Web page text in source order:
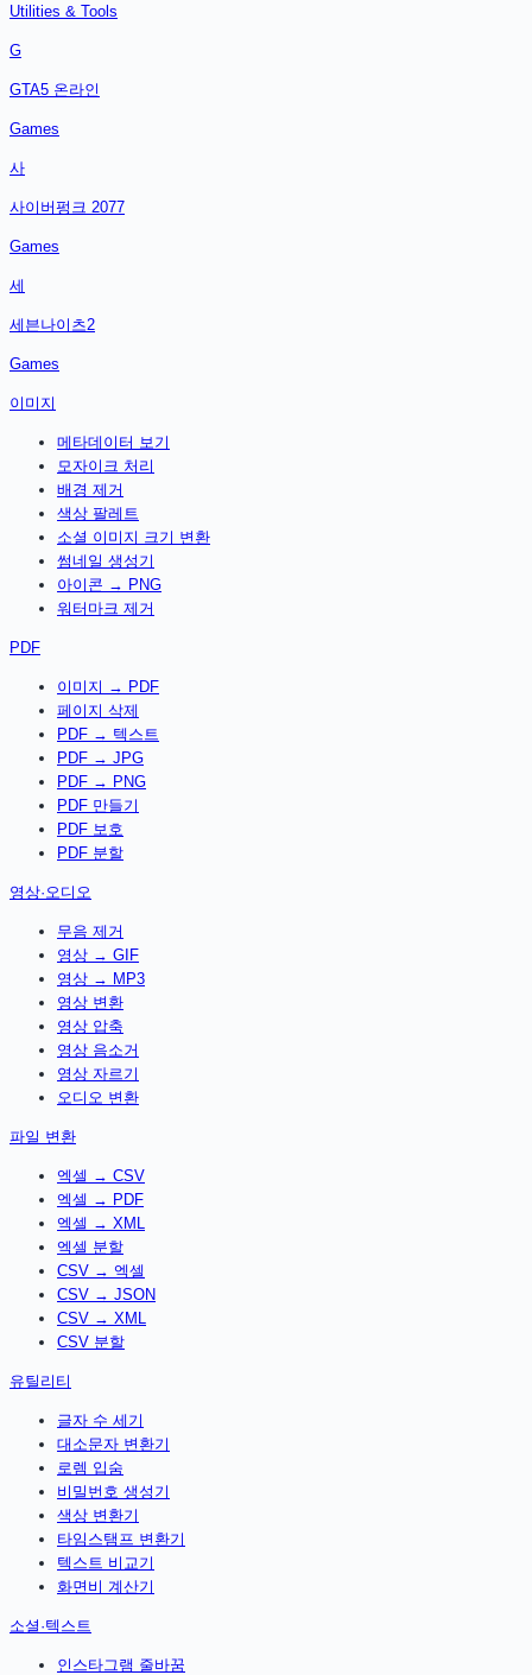
Utilities & Tools
G
GTA5 온라인
Games
사
사이버펑크 2077
Games
세
세븐나이츠2
Games
이미지
메타데이터 보기
모자이크 처리
배경 제거
색상 팔레트
소셜 이미지 크기 변환
썸네일 생성기
아이콘 → PNG
워터마크 제거
PDF
이미지 → PDF
페이지 삭제
PDF → 텍스트
PDF → JPG
PDF → PNG
PDF 만들기
PDF 보호
PDF 분할
영상·오디오
무음 제거
영상 → GIF
영상 → MP3
영상 변환
영상 압축
영상 음소거
영상 자르기
오디오 변환
파일 변환
엑셀 → CSV
엑셀 → PDF
엑셀 → XML
엑셀 분할
CSV → 엑셀
CSV → JSON
CSV → XML
CSV 분할
유틸리티
글자 수 세기
대소문자 변환기
로렘 입숨
비밀번호 생성기
색상 변환기
타임스탬프 변환기
텍스트 비교기
화면비 계산기
소셜·텍스트
인스타그램 줄바꿈